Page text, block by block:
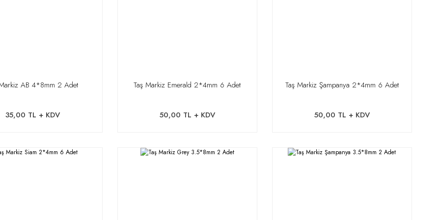
AB 4*8mm 2 Adet
35,00 TL + KDV
Taş Markiz Emerald 2*4mm 6 Adet
50,00 TL + KDV
Taş Markiz Şampanya 2*4mm 6 Adet
50,00 TL + KDV